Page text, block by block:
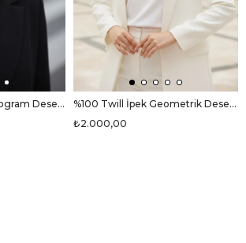
%100 Twill İpek Monogram Desenli Siyah Renkli 90x90 Eşarp Dikim Şekli : El Dikişi
%100 Twill İpek Geometrik Desenli Fuşya - Zümrüt Yeşili Renkli 90x90 Eşarp Dikim Şekli : El Dikişi
₺2.000,00